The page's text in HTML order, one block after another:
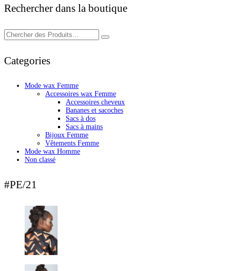
Rechercher dans la boutique
Categories
Mode wax Femme
Accessoires wax Femme
Accessoires cheveux
Bananes et sacoches
Sacs à dos
Sacs à mains
Bijoux Femme
Vêtements Femme
Mode wax Homme
Non classé
#PE/21